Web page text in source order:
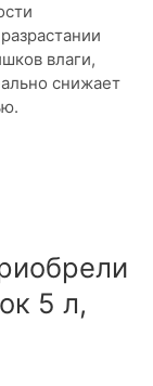
влаги,
снижает
5 л,